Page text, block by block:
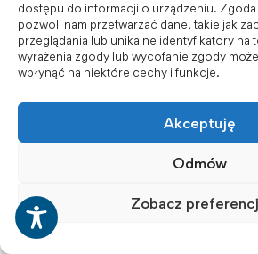
dostępu do informacji o urządzeniu.
pozwoli nam przetwarzać dane, takie jak
przeglądania lub unikalne identyfikatory na
wyrażenia zgody lub wycofanie zgody
wpłynąć na niektóre cechy i funkcje.
Akceptuję
Odmów
Zobacz